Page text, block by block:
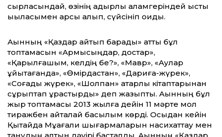
сырласындай, өзінің қадырлы қаламгеріндей ыстық
ықыласымен қарсы алып, сүйсініп оқиды.
Ақынның «Қаздар қайтып барады» атты бұл
топтамасын «Армысыңдар, достар»,
«Қарылғашым, келдің бе?», «Мавр», «Аққулар
ұйықтағанда», «Өмірдастан», «Дариға-жүрек»,
«Соғады жүрек», «Шолпан» қатарлы кітаптарынан
сұрыптап құрастырдық» деп жазыпты. Ақынның бұл
жыр топтамасы 2013 жылға дейін 11 мәрте мол
тиражбен қайталай басылым көрді. Осыдан кейін
Қытайда Мұқағали шығармаларын насихаттау мен